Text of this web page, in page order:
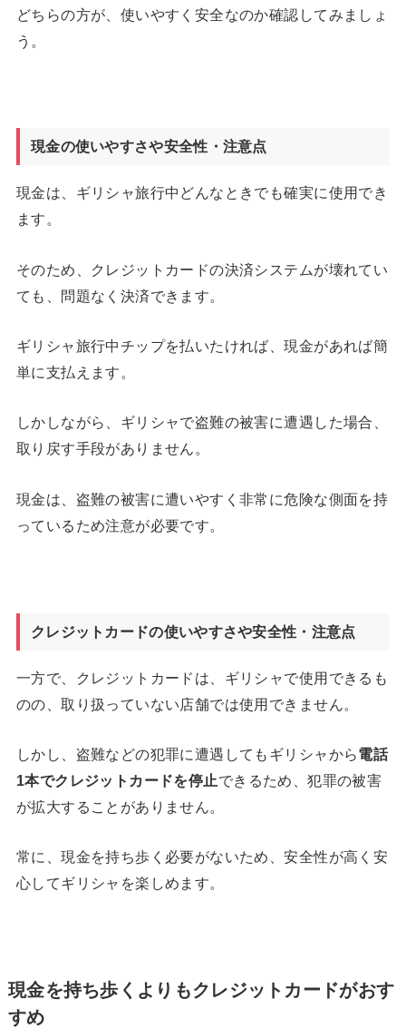
どちらの方が、使いやすく安全なのか確認してみましょ
う。
現金の使いやすさや安全性・注意点
現金は、ギリシャ旅行中どんなときでも確実に使用でき
ます。
そのため、クレジットカードの決済システムが壊れてい
ても、問題なく決済できます。
ギリシャ旅行中チップを払いたければ、現金があれば簡
単に支払えます。
しかしながら、ギリシャで盗難の被害に遭遇した場合、
取り戻す手段がありません。
現金は、盗難の被害に遭いやすく非常に危険な側面を持
っているため注意が必要です。
クレジットカードの使いやすさや安全性・注意点
一方で、クレジットカードは、ギリシャで使用できるも
のの、取り扱っていない店舗では使用できません。
しかし、盗難などの犯罪に遭遇してもギリシャから電話
1本でクレジットカードを停止できるため、犯罪の被害
が拡大することがありません。
常に、現金を持ち歩く必要がないため、安全性が高く安
心してギリシャを楽しめます。
現金を持ち歩くよりもクレジットカードがおす
すめ